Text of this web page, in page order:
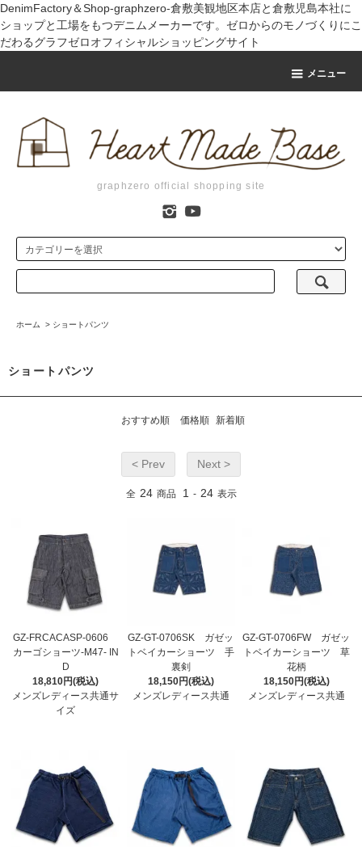
DenimFactory＆Shop-graphzero-倉敷美観地区本店と倉敷児島本社に
ショップと工場をもつデニムメーカーです。ゼロからのモノづくりにこ
だわるグラフゼロオフィシャルショッピングサイト
メニュー
graphzero official shopping site
ホーム > ショートパンツ
ショートパンツ
おすすめ順 価格順 新着順
< Prev Next >
全 24 商品 1 - 24 表示
GZ-FRCACASP-0606
カーゴショーツ-M47- IN
D
18,810円(税込)
メンズレディース共通サ
イズ
GZ-GT-0706SK ガゼッ
トベイカーショーツ 手
裏剣
18,150円(税込)
メンズレディース共通
GZ-GT-0706FW ガゼッ
トベイカーショーツ 草
花柄
18,150円(税込)
メンズレディース共通